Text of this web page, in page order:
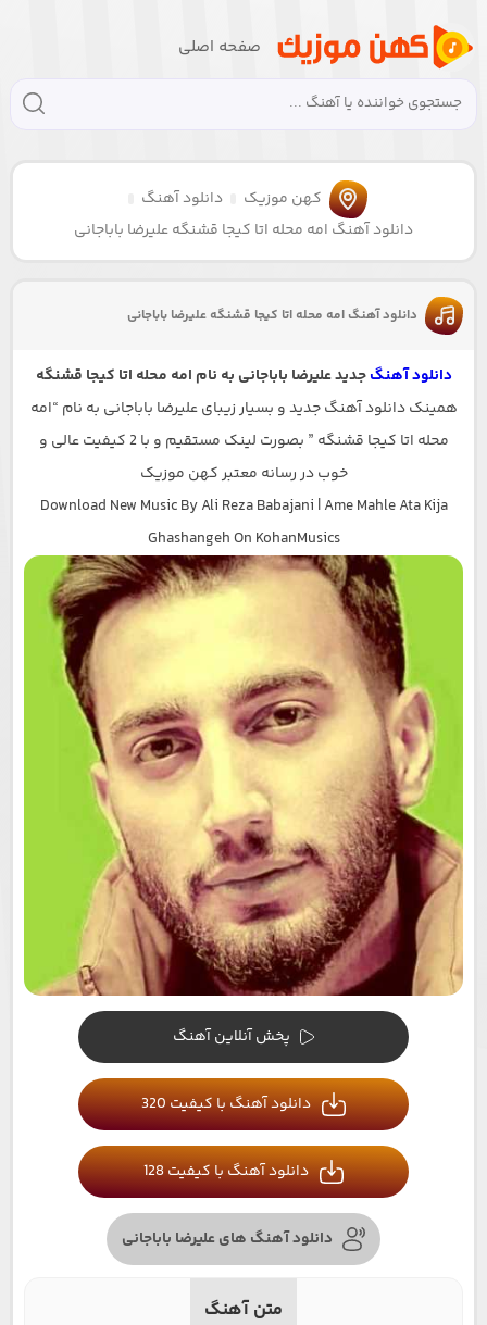
صفحه اصلی
کهن موزیک
دانلود آهنگ
دانلود آهنگ امه محله اتا کیجا قشنگه علیرضا باباجانی
دانلود آهنگ امه محله اتا کیجا قشنگه علیرضا باباجانی
دانلود آهنگجدید علیرضا باباجانی به نام امه محله اتا کیجا قشنگه
همینک دانلود آهنگ جدید و بسیار زیبای علیرضا باباجانی به نام “امه
محله اتا کیجا قشنگه ” بصورت لینک مستقیم و با 2 کیفیت عالی و
خوب در رسانه معتبر کهن موزیک
Download New Music By Ali Reza Babajani | Ame Mahle Ata Kija
Ghashangeh On KohanMusics
پخش آنلاین آهنگ
دانلود آهنگ با کیفیت 320
دانلود آهنگ با کیفیت 128
دانلود آهنگ های علیرضا باباجانی
متن آهنگ